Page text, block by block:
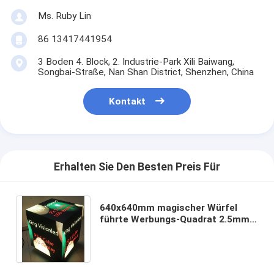
Ms. Ruby Lin
86 13417441954
3 Boden 4. Block, 2. Industrie-Park Xili Baiwang,
Songbai-Straße, Nan Shan District, Shenzhen, China
Kontakt
Erhalten Sie Den Besten Preis Für
640x640mm magischer Würfel
führte Werbungs-Quadrat 2.5mm